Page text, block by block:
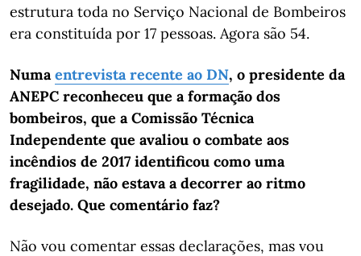
estrutura toda no Serviço Nacional de Bombeiros
era constituída por 17 pessoas. Agora são 54.
Numaentrevista recente ao DN, o presidente da
ANEPC reconheceu que a formação dos
bombeiros, que a Comissão Técnica
Independente que avaliou o combate aos
incêndios de 2017 identificou como uma
fragilidade, não estava a decorrer ao ritmo
desejado. Que comentário faz?
Não vou comentar essas declarações, mas vou